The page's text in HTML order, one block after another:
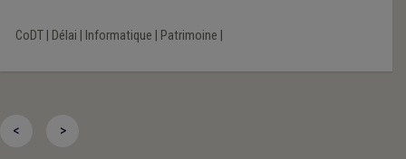
CoDT| Délai Informatique Patrimoine
< >